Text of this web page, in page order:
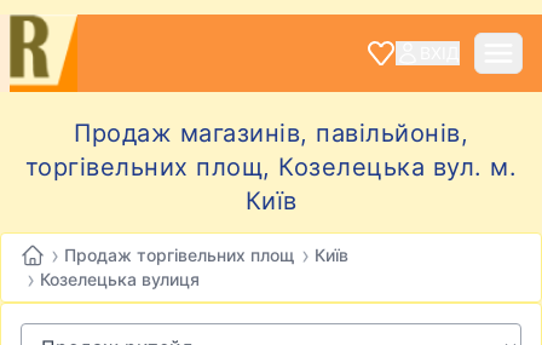
Продаж магазинів, павільйонів,
торгівельних площ, Козелецька вул. м.
Київ
› Продаж торгівельних площ › Київ
› Козелецька вулиця